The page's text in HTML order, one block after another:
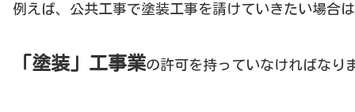
例えば、公共工事で塗装工事を請けていきたい場合
「塗装」工事業の許可を持っていなければなり